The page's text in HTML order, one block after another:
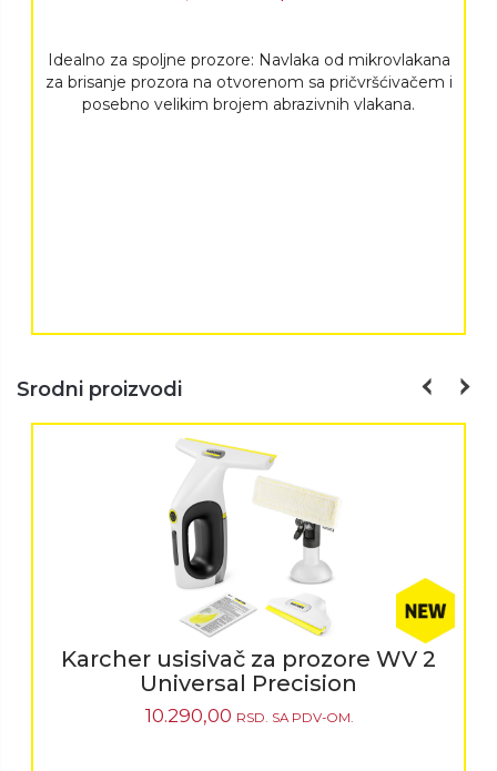
Idealno za spoljne prozore: Navlaka od mikrovlakana
za brisanje prozora na otvorenom sa pričvršćivačem i
posebno velikim brojem abrazivnih vlakana.
Srodni proizvodi
Karcher usisivač za prozore WV 2
Universal Precision
10.290,00 RSD. SA PDV-OM.